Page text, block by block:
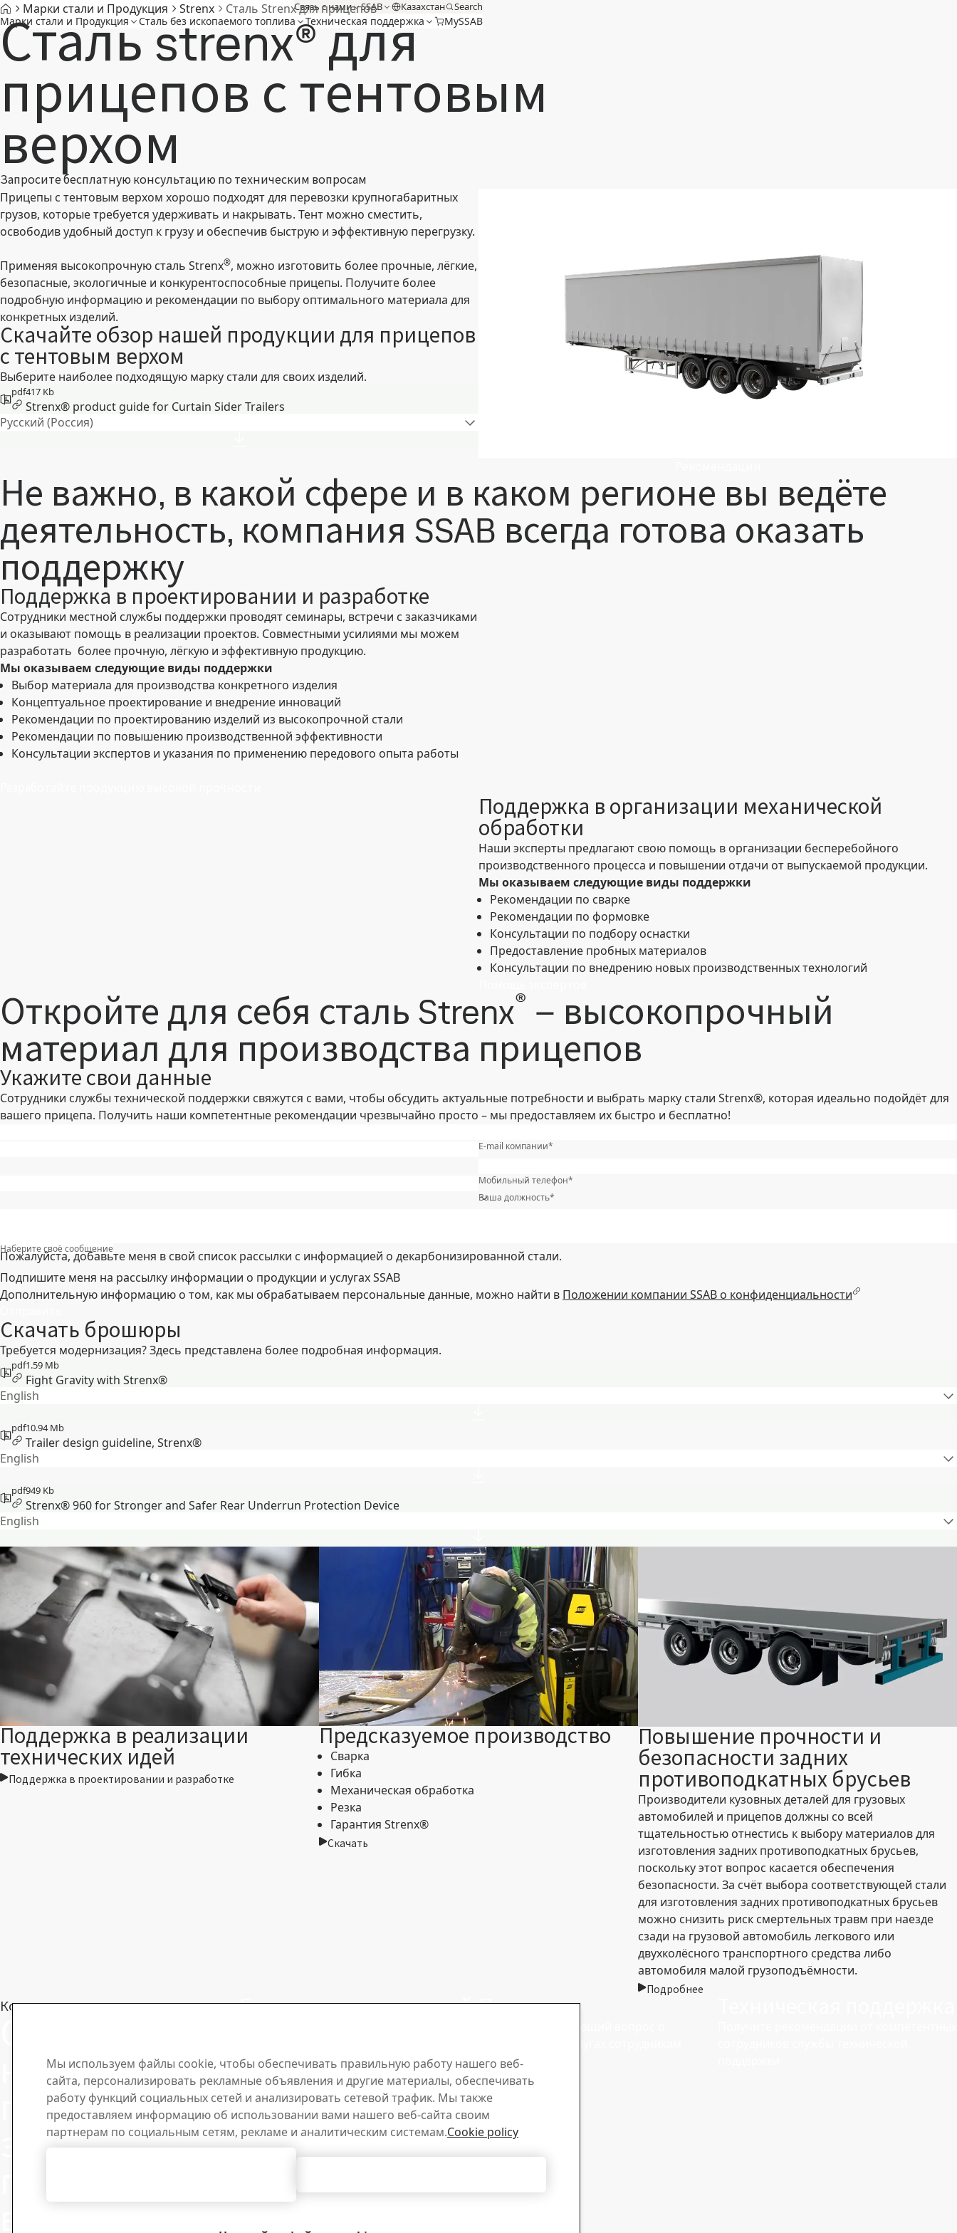
Связь с нами SSAB Казахстан Search
Марки стали и Продукция Cталь без ископаемого топлива Техническая поддержка MySSAB
Марки стали и Продукция Strenx Сталь Strenx для прицепов
Сталь strenx® для
прицепов с тентовым
верхом
Запросите бесплатную консультацию по техническим вопросам
Прицепы с тентовым верхом хорошо подходят для перевозки крупногабаритных
грузов, которые требуется удерживать и накрывать. Тент можно сместить,
освободив удобный доступ к грузу и обеспечив быструю и эффективную перегрузку.
Применяя высокопрочную сталь Strenx®, можно изготовить более прочные, лёгкие,
безопасные, экологичные и конкурентоспособные прицепы. Получите более
подробную информацию и рекомендации по выбору оптимального материала для
конкретных изделий.
Скачайте обзор нашей продукции для прицепов
с тентовым верхом
Выберите наиболее подходящую марку стали для своих изделий.
pdf417 Kb
Strenx® product guide for Curtain Sider Trailers
Русский (Россия)
Не важно, в какой сфере и в каком регионе вы ведёте
деятельность, компания SSAB всегда готова оказать
поддержку
Поддержка в проектировании и разработке
Сотрудники местной службы поддержки проводят семинары, встречи с заказчиками
и оказывают помощь в реализации проектов. Совместными усилиями мы можем
разработать более прочную, лёгкую и эффективную продукцию.
Мы оказываем следующие виды поддержки
Выбор материала для производства конкретного изделия
Концептуальное проектирование и внедрение инноваций
Рекомендации по проектированию изделий из высокопрочной стали
Рекомендации по повышению производственной эффективности
Консультации экспертов и указания по применению передового опыта работы
Поддержка в организации механической
обработки
Наши эксперты предлагают свою помощь в организации бесперебойного
производственного процесса и повышении отдачи от выпускаемой продукции.
Мы оказываем следующие виды поддержки
Рекомендации по сварке
Рекомендации по формовке
Консультации по подбору оснастки
Предоставление пробных материалов
Консультации по внедрению новых производственных технологий
Откройте для себя сталь Strenx® – высокопрочный
материал для производства прицепов
Укажите свои данные
Сотрудники службы технической поддержки свяжутся с вами, чтобы обсудить актуальные потребности и выбрать марку стали Strenx®, которая идеально подойдёт для
вашего прицепа. Получить наши компетентные рекомендации чрезвычайно просто – мы предоставляем их быстро и бесплатно!
E-mail компании*
Мобильный телефон*
Ваша должность*
Наберите своё сообщение
Пожалуйста, добавьте меня в свой список рассылки с информацией о декарбонизированной стали.
Подпишите меня на рассылку информации о продукции и услугах SSAB
Дополнительную информацию о том, как мы обрабатываем персональные данные, можно найти в Положении компании SSAB о конфиденциальности
Скачать брошюры
Требуется модернизация? Здесь представлена более подробная информация.
pdf1.59 Mb
Fight Gravity with Strenx®
English
pdf10.94 Mb
Trailer design guideline, Strenx®
English
pdf949 Kb
Strenx® 960 for Stronger and Safer Rear Underrun Protection Device
English
Поддержка в реализации
технических идей
Поддержка в проектировании и разработке
Предсказуемое производство
Сварка
Гибка
Механическая обработка
Резка
Гарантия Strenx®
Скачать
Повышение прочности и
безопасности задних
противоподкатных брусьев
Производители кузовных деталей для грузовых
автомобилей и прицепов должны со всей
тщательностью отнестись к выбору материалов для
изготовления задних противоподкатных брусьев,
поскольку этот вопрос касается обеспечения
безопасности. За счёт выбора соответствующей стали
для изготовления задних противоподкатных брусьев
можно снизить риск смертельных травм при наезде
сзади на грузовой автомобиль легкового или
двухколёсного транспортного средства либо
автомобиля малой грузоподъёмности.
Подробнее
Контакт по вопросам стали Strenx®
нами по
поводу
заявок или
Будьте в курсе новостей
рассылку, чтобы получать последние
отраслевые новости, обновления
продукции и вдохновляющие истории
Продажи
отдела продаж
Мы используем файлы cookie, чтобы обеспечивать правильную работу нашего веб-
сайта, персонализировать рекламные объявления и другие материалы, обеспечивать
работу функций социальных сетей и анализировать сетевой трафик. Мы также
предоставляем информацию об использовании вами нашего веб-сайта своим
партнерам по социальным сетям, рекламе и аналитическим системам.Cookie policy